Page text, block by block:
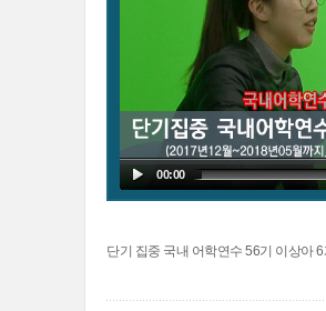
00:00
단기 집중 국내 어학연수 56기 이상아